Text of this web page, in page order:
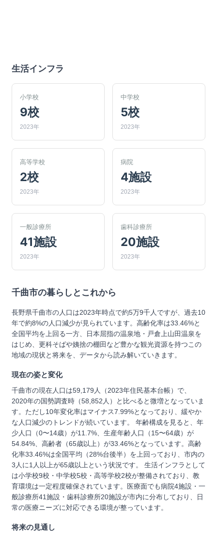
生活インフラ
小学校
9校
2023年
中学校
5校
2023年
高等学校
2校
2023年
病院
4施設
2023年
一般診療所
41施設
2023年
歯科診療所
20施設
2023年
千曲市の暮らしとこれから
長野県千曲市の人口は2023年時点で約5万9千人ですが、過去10
年で約8%の人口減少が見られています。高齢化率は33.46%と
全国平均を上回る一方、日本屈指の温泉地・戸倉上山田温泉を
はじめ、更科そばや姨捨の棚田など豊かな観光資源を持つこの
地域の現状と将来を、データから読み解いていきます。
現在の姿と変化
千曲市の現在人口は59,179人（2023年住民基本台帳）で、
2020年の国勢調査時（58,852人）と比べると微増となっていま
す。ただし10年変化率はマイナス7.99%となっており、緩やか
な人口減少のトレンドが続いています。 年齢構成を見ると、年
少人口（0〜14歳）が11.7%、生産年齢人口（15〜64歳）が
54.84%、高齢者（65歳以上）が33.46%となっています。高齢
化率33.46%は全国平均（28%台後半）を上回っており、市内の
3人に1人以上が65歳以上という状況です。 生活インフラとして
は小学校9校・中学校5校・高等学校2校が整備されており、教
育環境は一定程度確保されています。医療面でも病院4施設・一
般診療所41施設・歯科診療所20施設が市内に分布しており、日
常の医療ニーズに対応できる環境が整っています。
将来の見通し